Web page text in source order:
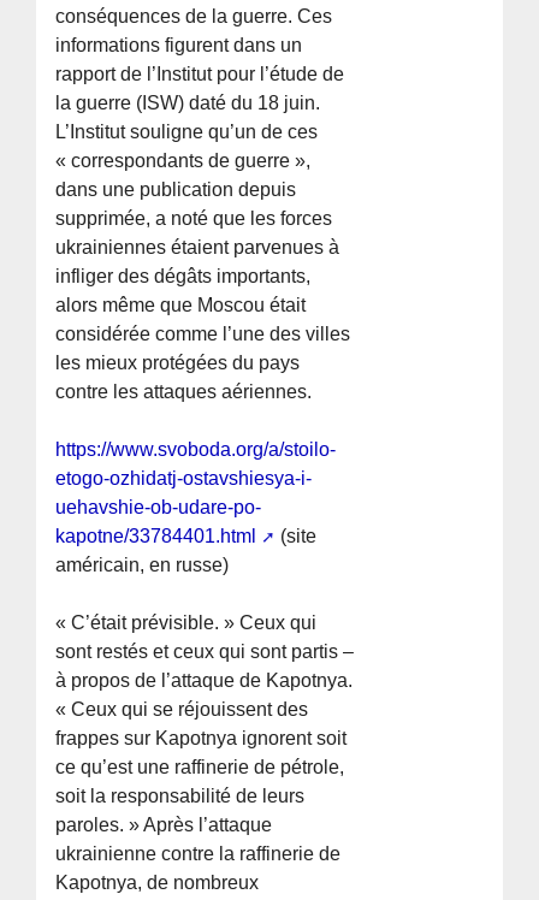
conséquences de la guerre. Ces
informations figurent dans un
rapport de l’Institut pour l’étude de
la guerre (ISW) daté du 18 juin.
L’Institut souligne qu’un de ces
« correspondants de guerre »,
dans une publication depuis
supprimée, a noté que les forces
ukrainiennes étaient parvenues à
infliger des dégâts importants,
alors même que Moscou était
considérée comme l’une des villes
les mieux protégées du pays
contre les attaques aériennes.
https://www.svoboda.org/a/stoilo-
etogo-ozhidatj-ostavshiesya-i-
uehavshie-ob-udare-po-
kapotne/33784401.html
(site
américain, en russe)
« C’était prévisible. » Ceux qui
sont restés et ceux qui sont partis –
à propos de l’attaque de Kapotnya.
« Ceux qui se réjouissent des
frappes sur Kapotnya ignorent soit
ce qu’est une raffinerie de pétrole,
soit la responsabilité de leurs
paroles. » Après l’attaque
ukrainienne contre la raffinerie de
Kapotnya, de nombreux